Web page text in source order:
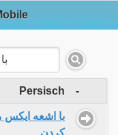
Persisch -
با اشعه ایکس
کردن